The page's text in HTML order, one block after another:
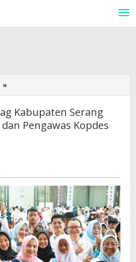
»
Kabupaten
Serang
Latih
652
MP
Kabupaten Serang
Pengawas Kopdes